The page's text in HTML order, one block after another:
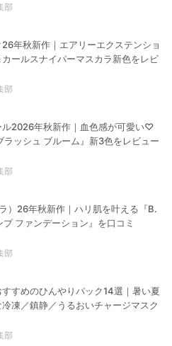
部
年秋新作｜エアリーエクステンショ
カールスナイパーマスカラ新色をレビ
部
ル2026年秋新作｜血色感が可愛い♡
ラッシュ ブルーム』新3色をレビュー
部
）26年秋新作｜ハリ肌を叶える『B.
プ ファンデーション』を口コミ
部
すすめのひんやりパック14選｜暑い夏
凍／鎮静／うるおいチャージマスク
部